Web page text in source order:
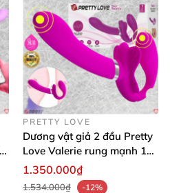
PRETTY LOVE
Dương vật giả 2 đầu Pretty
Love Valerie rung mạnh 12
chế độ
1.350.000₫
1.534.000₫
-12%